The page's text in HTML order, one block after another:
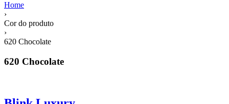
Home
›
Cor do produto
›
620 Chocolate
620 Chocolate